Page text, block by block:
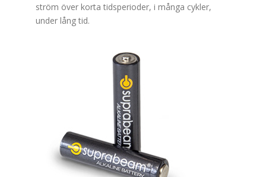
ström över korta tidsperioder, i många cykler,
under lång tid.